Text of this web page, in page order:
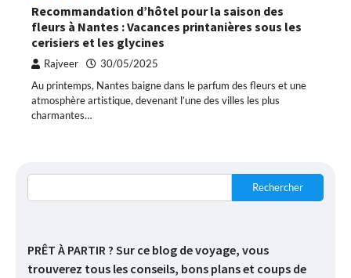
Recommandation d’hôtel pour la saison des
fleurs à Nantes : Vacances printanières sous les
cerisiers et les glycines
Rajveer 30/05/2025
Au printemps, Nantes baigne dans le parfum des fleurs et une
atmosphère artistique, devenant l’une des villes les plus
charmantes…
Rechercher
PRÊT À PARTIR ? Sur ce blog de voyage, vous
trouverez tous les conseils, bons plans et coups de